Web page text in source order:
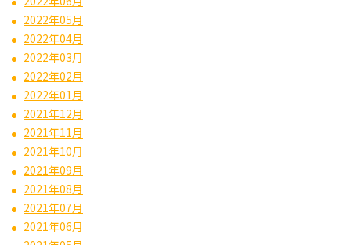
2022年05月
2022年04月
2022年03月
2022年02月
2022年01月
2021年12月
2021年11月
2021年10月
2021年09月
2021年08月
2021年07月
2021年06月